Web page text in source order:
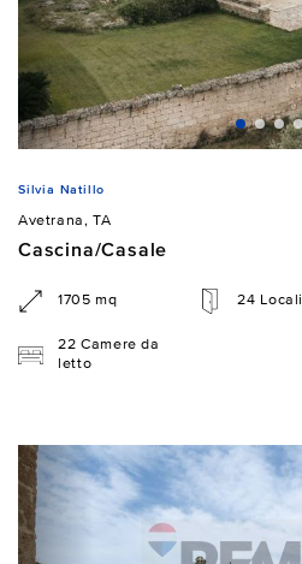
Silvia Natillo
Avetrana, TA
Cascina/Casale
1705 mq 24 Locali
22 Camere da
letto